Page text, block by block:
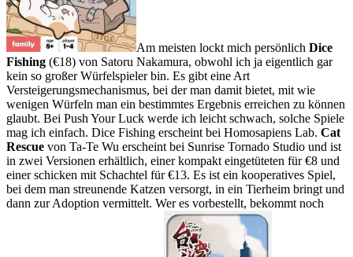
Am meisten lockt mich persönlich Dice
Fishing (€18) von Satoru Nakamura, obwohl ich ja eigentlich gar
kein so großer Würfelspieler bin. Es gibt eine Art
Versteigerungsmechanismus, bei der man damit bietet, mit wie
wenigen Würfeln man ein bestimmtes Ergebnis erreichen zu können
glaubt. Bei Push Your Luck werde ich leicht schwach, solche Spiele
mag ich einfach. Dice Fishing erscheint bei Homosapiens Lab. Cat
Rescue von Ta-Te Wu erscheint bei Sunrise Tornado Studio und ist
in zwei Versionen erhältlich, einer kompakt eingetüteten für €8 und
einer schicken mit Schachtel für €13. Es ist ein kooperatives Spiel,
bei dem man streunende Katzen versorgt, in ein Tierheim bringt und
dann zur Adoption vermittelt. Wer es vorbestellt, bekommt noch